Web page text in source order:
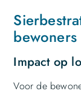
bewoners
Impact op
Voor de